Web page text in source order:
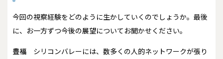
――今回の視察経験をどのように生かしていくのでしょうか。最後
に、お一方ずつ今後の展望についてお聞かせください。
豊福
シリコンバレーには、数多くの人的ネットワークが張り